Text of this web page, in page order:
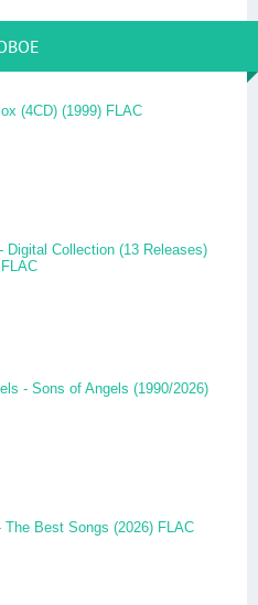
(4CD) (1999) FLAC
Digital Collection (13 Releases)
- Sons of Angels (1990/2026)
The Best Songs (2026) FLAC